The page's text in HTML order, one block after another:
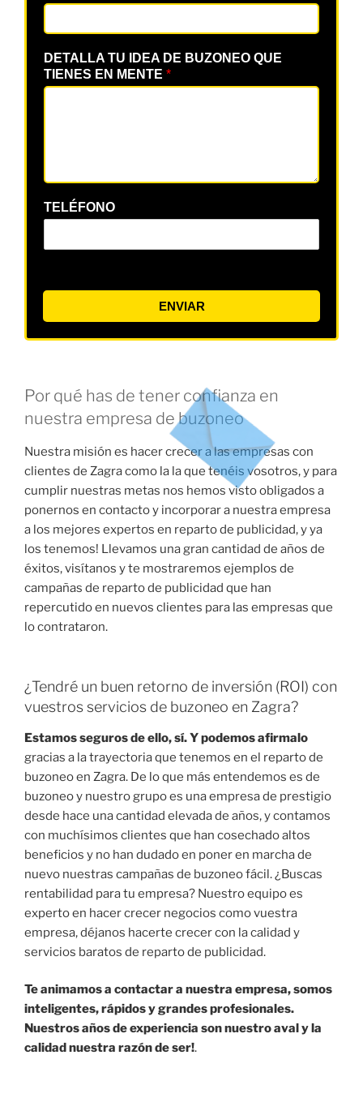
DETALLA TU IDEA DE BUZONEO QUE
TIENES EN MENTE *
TELÉFONO
ENVIAR
Por qué has de tener confianza en
nuestra empresa de buzoneo
Nuestra misión es hacer crecer a las empresas con
clientes de Zagra como la la que tenéis vosotros, y para
cumplir nuestras metas nos hemos visto obligados a
ponernos en contacto y incorporar a nuestra empresa
a los mejores expertos en reparto de publicidad, y ya
los tenemos! Llevamos una gran cantidad de años de
éxitos, visítanos y te mostraremos ejemplos de
campañas de reparto de publicidad que han
repercutido en nuevos clientes para las empresas que
lo contrataron.
¿Tendré un buen retorno de inversión (ROI) con
vuestros servicios de buzoneo en Zagra?
Estamos seguros de ello, sí. Y podemos afirmalo
gracias a la trayectoria que tenemos en el reparto de
buzoneo en Zagra. De lo que más entendemos es de
buzoneo y nuestro grupo es una empresa de prestigio
desde hace una cantidad elevada de años, y contamos
con muchísimos clientes que han cosechado altos
beneficios y no han dudado en poner en marcha de
nuevo nuestras campañas de buzoneo fácil. ¿Buscas
rentabilidad para tu empresa? Nuestro equipo es
experto en hacer crecer negocios como vuestra
empresa, déjanos hacerte crecer con la calidad y
servicios baratos de reparto de publicidad.
Te animamos a contactar a nuestra empresa, somos
inteligentes, rápidos y grandes profesionales.
Nuestros años de experiencia son nuestro aval y la
calidad nuestra razón de ser!.